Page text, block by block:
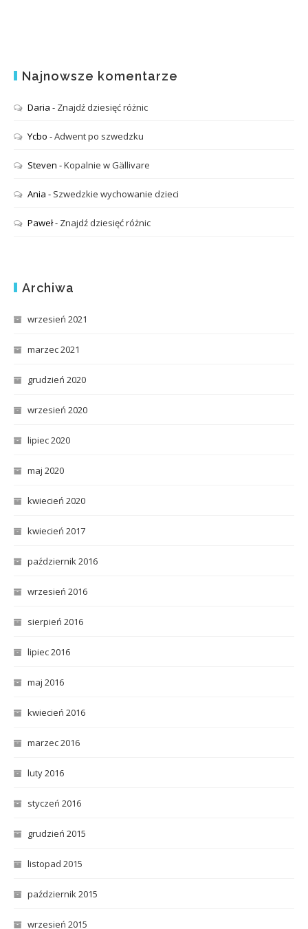
Najnowsze komentarze
Daria - Znajdź dziesięć różnic
Ycbo -Adwent po szwedzku
Steven -Kopalnie w Gällivare
Ania - Szwedzkie wychowanie dzieci
Paweł- Znajdź dziesięć różnic
Archiwa
wrzesień 2021
marzec 2021
grudzień 2020
wrzesień 2020
lipiec 2020
maj 2020
kwiecień 2020
kwiecień 2017
październik 2016
wrzesień 2016
sierpień 2016
lipiec 2016
maj 2016
kwiecień 2016
marzec 2016
luty 2016
styczeń 2016
grudzień 2015
listopad 2015
październik 2015
wrzesień 2015